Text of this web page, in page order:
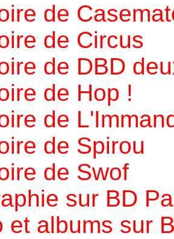
de
de Circus
de DBD
de Hop !
de
de Spirou
de Swof
sur BD
et albums sur